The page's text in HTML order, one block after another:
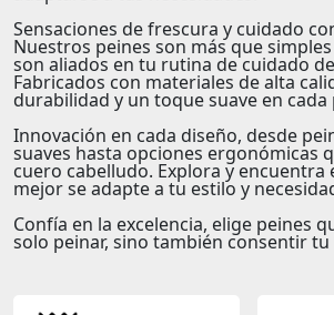
Sensaciones de frescura y cuidado
Nuestros peines son más que
son aliados en tu rutina de cuidado
Fabricados con materiales de alta
durabilidad y un toque suave en cada
Innovación en cada diseño, desde
suaves hasta opciones ergonómicas
cuero cabelludo. Explora y encuentra
mejor se adapte a tu estilo y
Confía en la excelencia, elige peines
solo peinar, sino también consentir tu